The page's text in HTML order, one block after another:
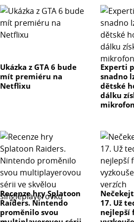
Ukázka z GTA 6 bude
mít premiéru na
Netflixu
Experti
snadno
dětské
dálku
Recenze hry Splatoon
Raiders. Nintendo
proměnilo svou
17. Už
nejlepší